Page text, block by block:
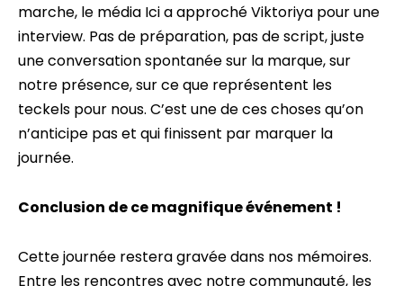
marche, le média Ici a approché Viktoriya pour une
interview. Pas de préparation, pas de script, juste
une conversation spontanée sur la marque, sur
notre présence, sur ce que représentent les
teckels pour nous. C’est une de ces choses qu’on
n’anticipe pas et qui finissent par marquer la
journée.
Conclusion de ce magnifique événement !
Cette journée restera gravée dans nos mémoires.
Entre les rencontres avec notre communauté, les